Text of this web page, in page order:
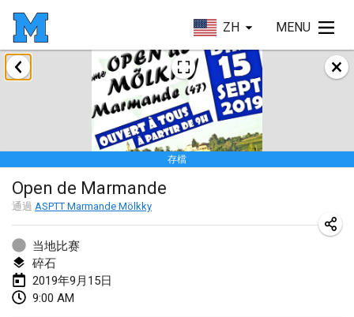
ZH MENU
存檔
Open de Marmande
通過 ASPTT Marmande Mölkky
当地比赛
碎石
2019年9月15日
9:00 AM
2019年1月
New Year's Throw Mölkky
2019年1月1日|捷克共和國
Tournoi Mixte ASPTTOM
2019年1月20日|法國
Tournoi d'Hiver
2019年1月26日
Liekki Cup
2019年1月26日